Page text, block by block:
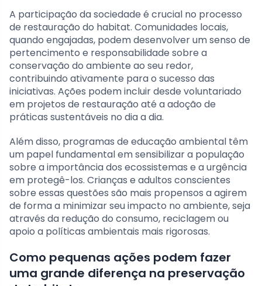
A participação da sociedade é crucial no processo
de restauração do habitat. Comunidades locais,
quando engajadas, podem desenvolver um senso de
pertencimento e responsabilidade sobre a
conservação do ambiente ao seu redor,
contribuindo ativamente para o sucesso das
iniciativas. Ações podem incluir desde voluntariado
em projetos de restauração até a adoção de
práticas sustentáveis no dia a dia.
Além disso, programas de educação ambiental têm
um papel fundamental em sensibilizar a população
sobre a importância dos ecossistemas e a urgência
em protegê-los. Crianças e adultos conscientes
sobre essas questões são mais propensos a agirem
de forma a minimizar seu impacto no ambiente, seja
através da redução do consumo, reciclagem ou
apoio a políticas ambientais mais rigorosas.
Como pequenas ações podem fazer
uma grande diferença na preservação